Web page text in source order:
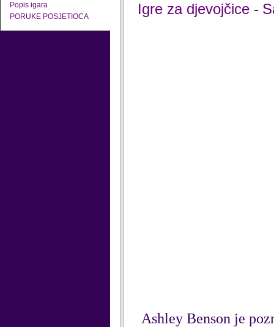
Popis igara
PORUKE POSJETIOCA
Igre za djevojčice -
Ashley Benson je